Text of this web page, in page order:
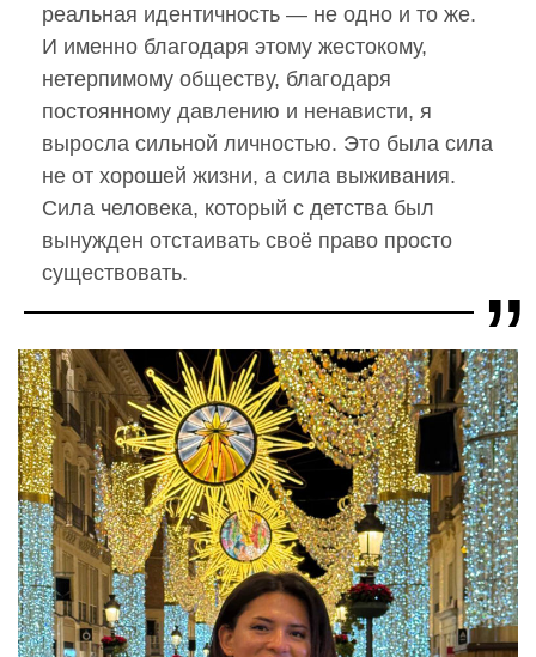
реальная идентичность — не одно и то же.
И именно благодаря этому жестокому,
нетерпимому обществу, благодаря
постоянному давлению и ненависти, я
выросла сильной личностью. Это была сила
не от хорошей жизни, а сила выживания.
Сила человека, который с детства был
вынужден отстаивать своё право просто
существовать.